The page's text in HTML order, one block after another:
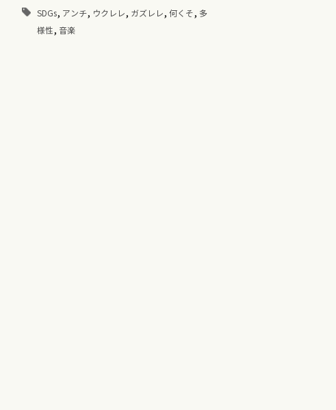
SDGs, アンチ, ウクレレ, ガズレレ, 何くそ, 多
様性, 音楽